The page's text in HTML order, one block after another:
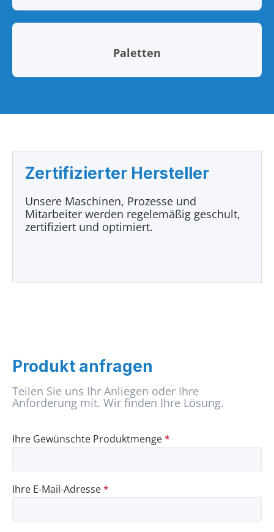
Paletten
Zertifizierter Hersteller
Unsere Maschinen, Prozesse und
Mitarbeiter werden regelemäßig geschult,
zertifiziert und optimiert.
Produkt anfragen
Teilen Sie uns Ihr Anliegen oder Ihre
Anforderung mit. Wir finden Ihre Lösung.
Ihre Gewünschte Produktmenge*
Ihre E-Mail-Adresse*